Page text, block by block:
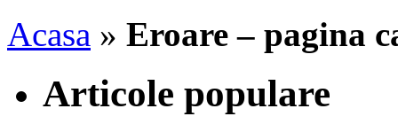
Acasa » Eroare – pagina
Articole populare